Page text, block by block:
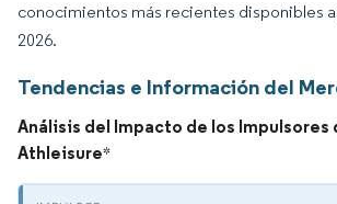
conocimientos más recientes disponibles
2026.
Tendencias e Información del
Análisis del Impacto de los Impulsores
Athleisure*